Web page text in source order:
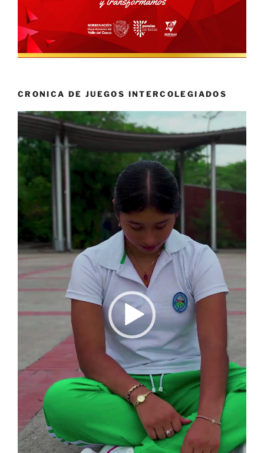
CRONICA DE JUEGOS INTERCOLEGIADOS
Reproductor
vídeo